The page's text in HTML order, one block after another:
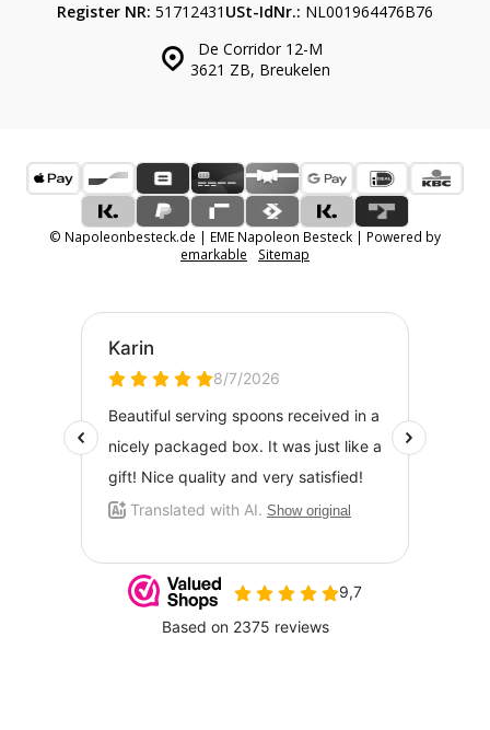
De Corridor 12-M
3621 ZB, Breukelen
Register NR: 51712431 USt-IdNr.: NL001964476B76
© Napoleonbesteck.de | EME Napoleon Besteck | Powered by
emarkable
Sitemap